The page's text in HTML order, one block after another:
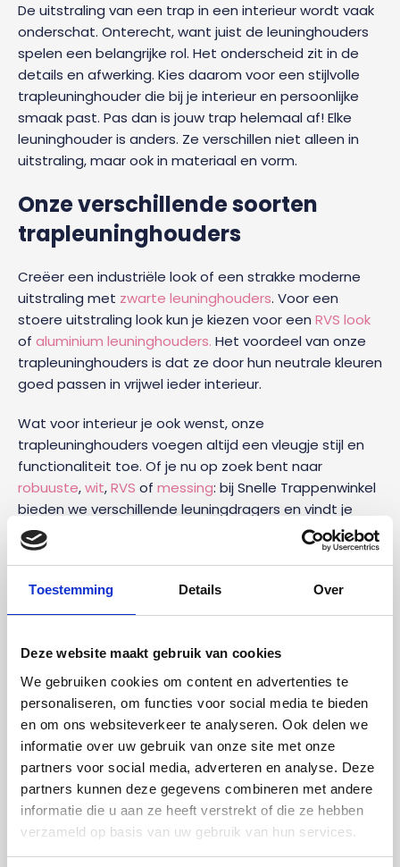
Toestemming Details Over
Deze website maakt gebruik van cookies
We gebruiken cookies om content en advertenties te
personaliseren, om functies voor social media te bieden
en om ons websiteverkeer te analyseren. Ook delen we
informatie over uw gebruik van onze site met onze
partners voor social media, adverteren en analyse. Deze
partners kunnen deze gegevens combineren met andere
informatie die u aan ze heeft verstrekt of die ze hebben
verzameld op basis van uw gebruik van hun services.
De uitstraling van een trap in een interieur wordt vaak
onderschat. Onterecht, want juist de leuninghouders
spelen een belangrijke rol. Het onderscheid zit in de
details en afwerking. Kies daarom voor een stijlvolle
trapleuninghouder die bij je interieur en persoonlijke
smaak past. Pas dan is jouw trap helemaal af! Elke
leuninghouder is anders. Ze verschillen niet alleen in
uitstraling, maar ook in materiaal en vorm.
Onze verschillende soorten
trapleuninghouders
Creëer een industriële look of een strakke moderne
uitstraling met zwarte leuninghouders. Voor een
stoere uitstraling look kun je kiezen voor een RVS look
of aluminium leuninghouders. Het voordeel van onze
trapleuninghouders is dat ze door hun neutrale kleuren
goed passen in vrijwel ieder interieur.
Wat voor interieur je ook wenst, onze
trapleuninghouders voegen altijd een vleugje stijl en
functionaliteit toe. Of je nu op zoek bent naar
robuuste,wit,RVS of messing: bij Snelle Trappenwinkel
bieden we verschillende leuningdragers en vindt je
eenvoudig de houder waar jij naar op zoek bent of
nodig hebt.
Waar op letten bij het kopen van
leuningdragers?
te monteren. Het is echter wel belangrijk dat je een
variant kiest die geschikt is voor jouw trapleuning. Kijk
ook goed naar welke leuningdragers passen bij de stijl
van jenieuwe trapleuning en interieur.
Onze leuningdragers zijn geschikt voor zowel platte als
bolle leuningen. Voorkom gedoe, kies voor een
trapleuninghouder van Snelle Trappenwinkel en zorg
voor een stevige en stijlvolle gemonteerde leuning!